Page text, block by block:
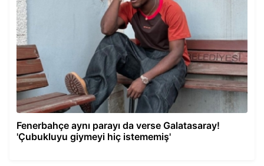
Fenerbahçe aynı parayı da verse Galatasaray!
'Çubukluyu giymeyi hiç istememiş'